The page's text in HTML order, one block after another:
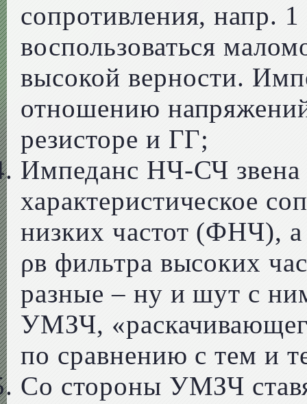
сопротивления, напр.
воспользоваться
высокой верности.
отношению
резисторе и ГГ;
Импеданс НЧ-СЧ звена
характеристическое
низких частот (ФНЧ),
ρв фильтра высоких
разные – ну и шут с
УМЗЧ,
по сравнению с тем и
Со стороны УМЗЧ